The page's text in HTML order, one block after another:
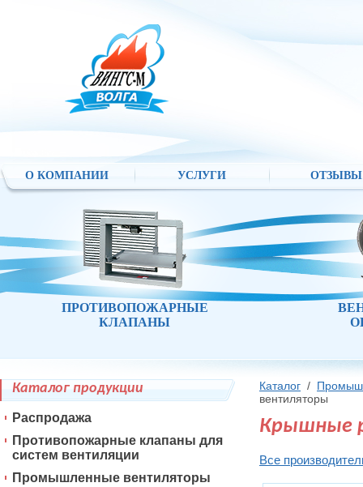
О КОМПАНИИ УСЛУГИ ОТЗЫВЫ
ПРОТИВОПОЖАРНЫЕ
КЛАПАНЫ
Каталог /
вентиляторы
Крышные
Все
Каталог продукции
Распродажа
Противопожарные клапаны для
систем вентиляции
Промышленные вентиляторы